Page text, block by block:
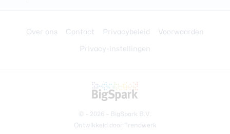
© - 2026 – BigSpark B.V.
Ontwikkeld door Trendwerk
Over ons Contact Privacybeleid
Voorwaarden
Privacy-instellingen